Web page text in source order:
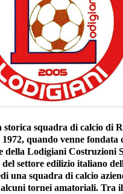
squadra di calcio di
quando venne fondata
della Lodigiani Costruzioni
settore edilizio italiano
una squadra di calcio
tornei amatoriali. Tra il